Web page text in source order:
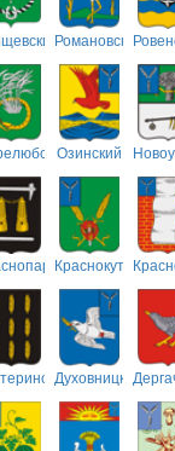
Романовский
Озинский
Краснокутский
Духовницкий